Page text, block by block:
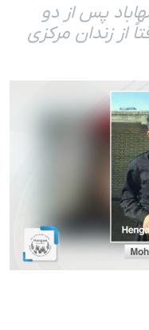
پس از دو
از زندان مرکزی